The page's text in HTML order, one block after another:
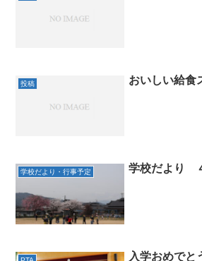
投稿 おいしい給食
学校だより・行事予定 学校だより
入学おめでと